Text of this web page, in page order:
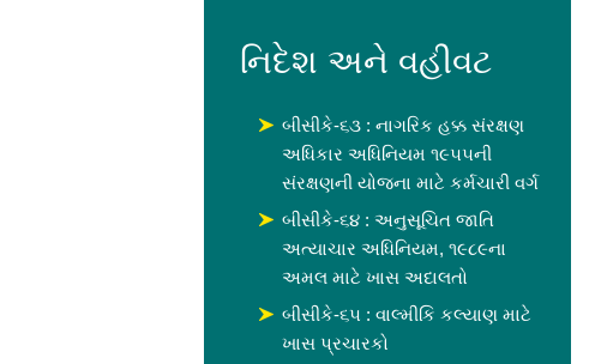
નિદેશ અને વહીવટ
બીસીકે-૬૩ : નાગરિક હક્ક સંરક્ષણ
અધિકાર અધિનિયમ ૧૯૫૫ની
સંરક્ષણની યોજના માટે કર્મચારી વર્ગ
બીસીકે-૬૪ : અનુસૂચિત જાતિ
અત્યાચાર અધિનિયમ, ૧૯૮૯ના
અમલ માટે ખાસ અદાલતો
બીસીકે-૬૫ : વાલ્મીકિ કલ્યાણ માટે
ખાસ પ્રચારકો